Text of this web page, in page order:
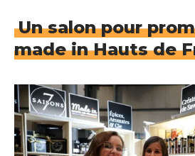
Un salon pour
made in Hauts de